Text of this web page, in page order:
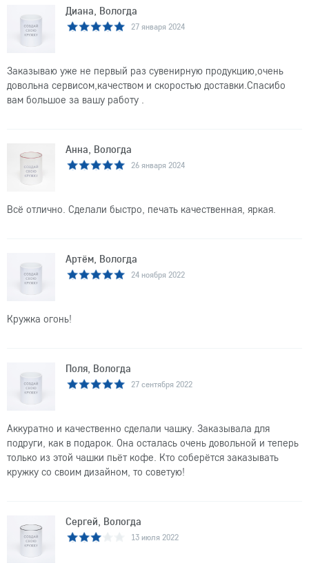
Диана, Вологда
27 января 2024
Заказываю уже не первый раз сувенирную продукцию,очень
довольна сервисом,качеством и скоростью доставки.Спасибо
вам большое за вашу работу .
Анна, Вологда
26 января 2024
Всё отлично. Сделали быстро, печать качественная, яркая.
Артём, Вологда
24 ноября 2022
Кружка огонь!
Поля, Вологда
27 сентября 2022
Аккуратно и качественно сделали чашку. Заказывала для
подруги, как в подарок. Она осталась очень довольной и теперь
только из этой чашки пьёт кофе. Кто соберётся заказывать
кружку со своим дизайном, то советую!
Сергей, Вологда
13 июля 2022